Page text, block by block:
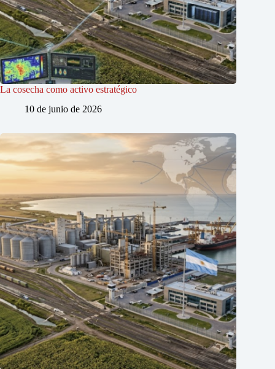
La cosecha como activo estratégico
10 de junio de 2026